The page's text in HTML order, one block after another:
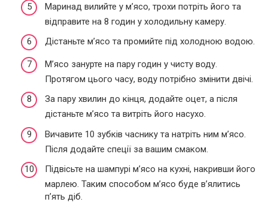
Маринад вилийте у м’ясо, трохи потріть його та
відправите на 8 годин у холодильну камеру.
Дістаньте м’ясо та промийте під холодною водою.
М’ясо занурте на пару годин у чисту воду.
Протягом цього часу, воду потрібно змінити двічі.
За пару хвилин до кінця, додайте оцет, а після
дістаньте м’ясо та витріть його насухо.
Вичавите 10 зубків часнику та натріть ним м’ясо.
Після додайте спеції за вашим смаком.
Підвісьте на шампурі м’ясо на кухні, накривши його
марлею. Таким способом м’ясо буде в’ялитись
п’ять діб.